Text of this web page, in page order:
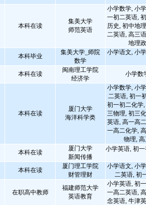
本科在读
集美大学
师范英语
小学数学, 小
一初二英语,
历史, 初中地
二英语, 高三
地理
本科毕业
集美大学_师院
数学
小学语文, 小
本科在读
闽南理工学院
经济学
小学数
本科在读
厦门大学
海洋科学类
小学数学, 小
二英语, 初一
初一初二化学
三物理, 初三
英语, 高一高
一高二化学,
物理,
本科在读
厦门大学
新闻传播
小学英语, 初
本科在读
厦门理工学院
财管理财
小学语文, 小
二英语, 初
在职高中教师
福建师范大学
英语教育
小学英语, 初
一高二英语,
念英语, 牛津